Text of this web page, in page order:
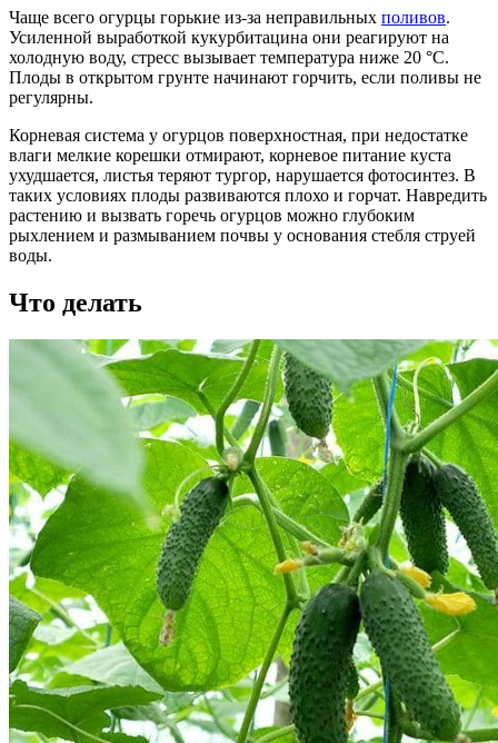
Чаще всего огурцы горькие из-за неправильных поливов.
Усиленной выработкой кукурбитацина они реагируют на
холодную воду, стресс вызывает температура ниже 20 °C.
Плоды в открытом грунте начинают горчить, если поливы не
регулярны.
Корневая система у огурцов поверхностная, при недостатке
влаги мелкие корешки отмирают, корневое питание куста
ухудшается, листья теряют тургор, нарушается фотосинтез. В
таких условиях плоды развиваются плохо и горчат. Навредить
растению и вызвать горечь огурцов можно глубоким
рыхлением и размыванием почвы у основания стебля струей
воды.
Что делать